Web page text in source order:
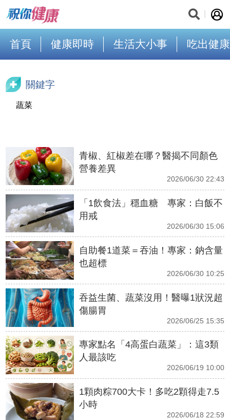
首頁 健康即時 生活大小事 吃出健康
關鍵字
蔬菜
青椒、紅椒差在哪？醫揭不同顏色
營養差異
2026/06/30 22:43
「1飲食法」穩血糖 專家：白飯不
用戒
2026/06/30 15:06
自助餐1道菜＝吞油！專家：鈉含量
也超標
2026/06/30 10:25
吞益生菌、蔬菜沒用！醫曝1狀況超
傷腸胃
2026/06/25 15:35
專家點名「4高蛋白蔬菜」：這3類
人最該吃
2026/06/19 10:00
1顆肉粽700大卡！多吃2顆得走7.5
小時
2026/06/18 22:59